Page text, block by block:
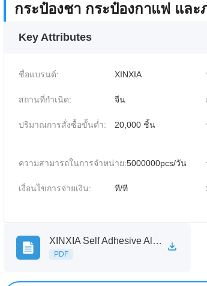
กระป๋องชา กระป๋องกาแฟ แล
Key Attributes
ชื่อแบรนด์: XINXIA
สถานที่กำเนิด: จีน
ปริมาณการสั่งซื้อขั้นต่ำ: 20,000 ชิ้น
ความสามารถในการจําหน่าย:5000000pcs/วัน
เงื่อนไขการจ่ายเงิน: ที/ที
XINXIA Self Adhesive Aluminum Foil Sealing Liner Technical Specification Sheet.pdf
PDF